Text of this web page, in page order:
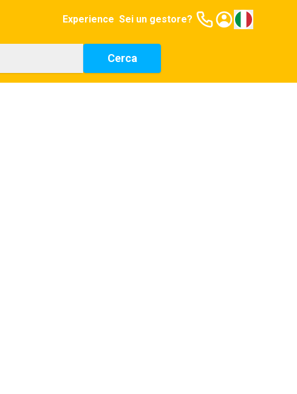
Experience Sei un gestore?
Cerca